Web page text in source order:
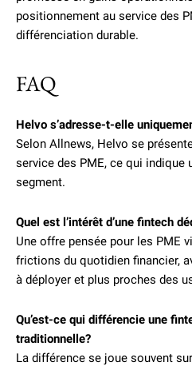
positionnement au service des
différenciation durable.
FAQ
Helvo s’adresse-t-elle
Selon Allnews, Helvo se
service des PME, ce qui indique
segment.
Quel est l’intérêt d’une fintech
Une offre pensée pour les PME
frictions du quotidien financier,
à déployer et plus proches des
Qu’est-ce qui différencie une
traditionnelle?
La différence se joue souvent